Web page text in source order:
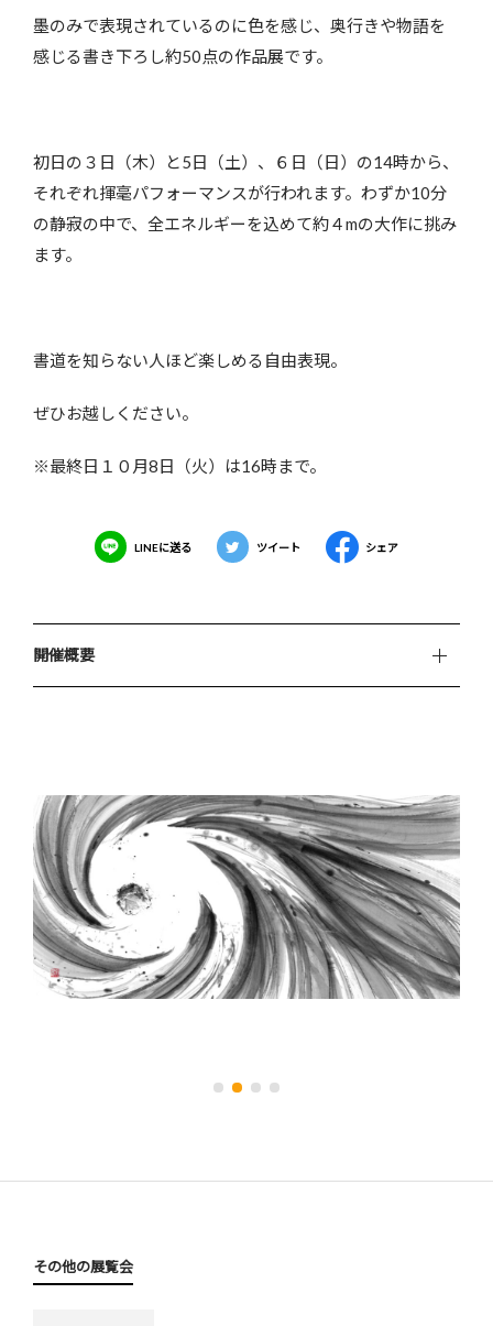
墨のみで表現されているのに色を感じ、奥行きや物語を
感じる書き下ろし約50点の作品展です。
初日の３日（木）と5日（土）、６日（日）の14時から、
それぞれ揮毫パフォーマンスが行われます。わずか10分
の静寂の中で、全エネルギーを込めて約４mの大作に挑み
ます。
書道を知らない人ほど楽しめる自由表現。
ぜひお越しください。
※最終日１０月8日（火）は16時まで。
LINEに送る ツイート シェア
開催概要
その他の展覧会